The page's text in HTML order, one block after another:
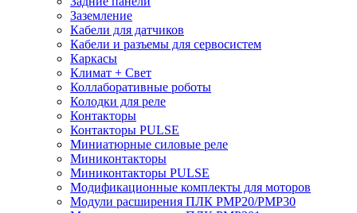
Заземление
Кабели для датчиков
Кабели и разъемы для сервосистем
Каркасы
Климат + Свет
Коллаборативные роботы
Колодки для реле
Контакторы
Контакторы PULSE
Миниатюрные силовые реле
Миниконтакторы
Миниконтакторы PULSE
Модификационные комплекты для моторов
Модули расширения ПЛК PMP20/PMP30